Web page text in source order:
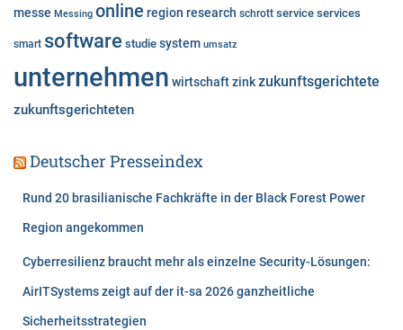
messe Messing online region research schrott service services
smart software studie system umsatz
unternehmen wirtschaftzinkzukunftsgerichtete
zukunftsgerichteten
Deutscher Presseindex
Rund 20 brasilianische Fachkräfte in der Black Forest Power
Region angekommen
Cyberresilienz braucht mehr als einzelne Security-Lösungen:
AirITSystems zeigt auf der it-sa 2026 ganzheitliche
Sicherheitsstrategien